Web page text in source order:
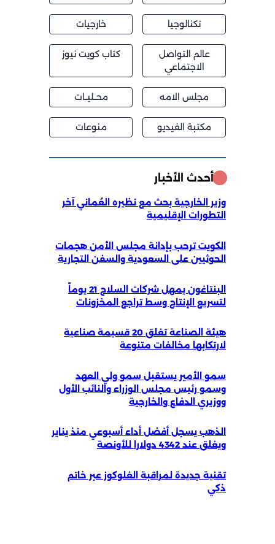
تكنالوجيا خارجيات
عالم التواصل
الاجتماعي
كتاب كويت نيوز
مجلس الامه محــليــات
مكتبة الفيديو منوعات
أحدث الأخبار
وزير الخارجية بحث مع نظيره العُماني آخر
التطورات الإقليمية
الكويت ترحب بإدانة مجلس الأمن هجمات
الحوثيين على السعودية والسفن التجارية
البنتاغون يمهل شركات السلاح 21 يوماً
لتسريع الإنتاج وسط تراجع المخزونات
هيئة الصناعة تغلق 20 قسيمة صناعية
لارتكابها مخالفات متنوعة
سمو الأمير يستقبل سمو ولي العهد
وسمو رئيس مجلس الوزراء والنائب الأول
ووزيري الدفاع والخارجية
الذهب يسجل أفضل أداء أسبوعي منذ يناير
ويغلق عند 4342 دولارا للأونصة
تقنية جديدة لمراقبة الغلوكوز عبر خاتم
ذكي